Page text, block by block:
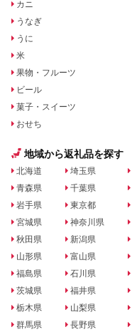
カニ
うなぎ
うに
米
果物・フルーツ
ビール
菓子・スイーツ
おせち
地域から返礼品を探す
北海道
青森県
岩手県
宮城県
秋田県
山形県
福島県
茨城県
栃木県
群馬県
埼玉県
千葉県
東京都
神奈川県
新潟県
富山県
石川県
福井県
山梨県
長野県